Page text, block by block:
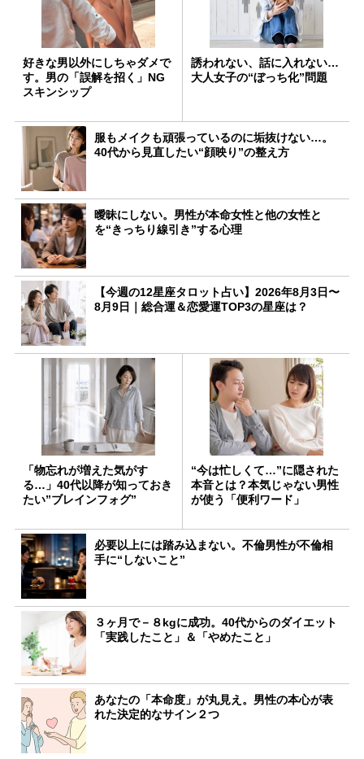
好きな男以外にしちゃダメで
す。男の「誤解を招く」NG
スキンシップ
誘われない、話に入れない…
大人女子の“ぼっち化”問題
服もメイクも頑張っているのに垢抜けない…。
40代から見直したい“顔映り”の整え方
曖昧にしない。男性が本命女性と他の女性と
を“きっちり線引き”する心理
【今週の12星座タロット占い】2026年8月3日〜
8月9日｜総合運＆恋愛運TOP3の星座は？
「物忘れが増えた気がす
る…」40代以降が知っておき
たい”ブレインフォグ”
“今は忙しくて…”に隠された
本音とは？本気じゃない男性
が使う「便利ワード」
必要以上には踏み込まない。不倫男性が不倫相
手に“しないこと”
３ヶ月で－８kgに成功。40代からのダイエット
「実践したこと」＆「やめたこと」
あなたの「本命度」が丸見え。男性の本心が表
れた決定的なサイン２つ